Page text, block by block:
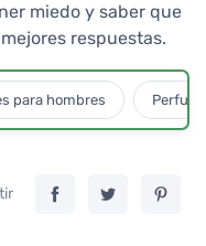
miedo y saber que
respuestas.
para hombres